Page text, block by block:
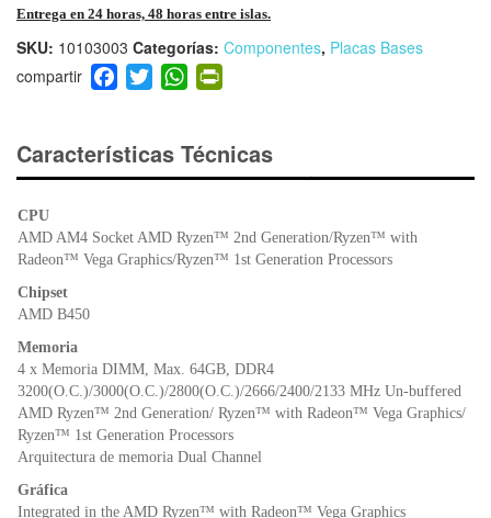
Entrega en 24 horas, 48 horas entre islas.
SKU: 10103003 Categorías: Componentes, Placas Bases
F
a
e
b
o
k
T
wi
er
W
h
s
A
p
ri
e
dl
y
Características Técnicas
CPU
AMD AM4 Socket AMD Ryzen™ 2nd Generation/Ryzen™ with
Radeon™ Vega Graphics/Ryzen™ 1st Generation Processors
Chipset
AMD B450
Memoria
4 x Memoria DIMM, Max. 64GB, DDR4
3200(O.C.)/3000(O.C.)/2800(O.C.)/2666/2400/2133 MHz Un-buffered
AMD Ryzen™ 2nd Generation/ Ryzen™ with Radeon™ Vega Graphics/
Ryzen™ 1st Generation Processors
Arquitectura de memoria Dual Channel
Gráfica
Integrated in the AMD Ryzen™ with Radeon™ Vega Graphics